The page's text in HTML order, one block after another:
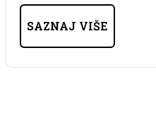
SAZNAJ VIŠE